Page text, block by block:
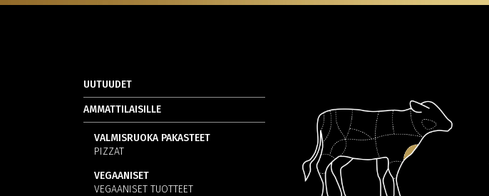
UUTUUDET
AMMATTILAISILLE
VALMISRUOKA PAKASTEET
PIZZAT
VEGAANISET
VEGAANISET TUOTTEET